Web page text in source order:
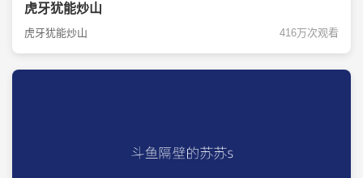
虎牙犹能炒山
虎牙犹能炒山 416万次观看